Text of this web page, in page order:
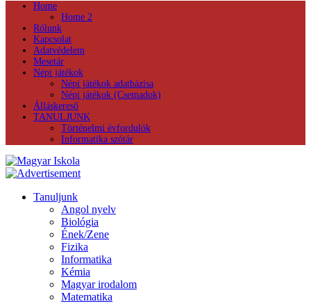
Home
Home 2
Rólunk
Kapcsolat
Adatvédelem
Mesetár
Népi játékok
Népi játékok adatbázisa
Népi játékok (Csemadok)
Álláskereső
TANULJUNK
Történelmi évfordulók
Informatika szótár
Tanuljunk
Angol nyelv
Biológia
Ének/Zene
Fizika
Informatika
Kémia
Magyar irodalom
Matematika